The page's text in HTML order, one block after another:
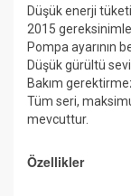
Düşük enerji
2015
Pompa ayarının
Düşük gürültü
Bakım
Tüm seri,
mevcuttur.
Özellikler